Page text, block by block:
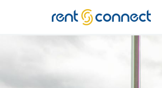
RENT'N
CONNECT